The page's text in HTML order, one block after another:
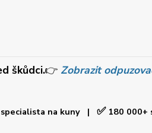
škůdci.👉 Zobrazit
na kuny | ✅180 000+